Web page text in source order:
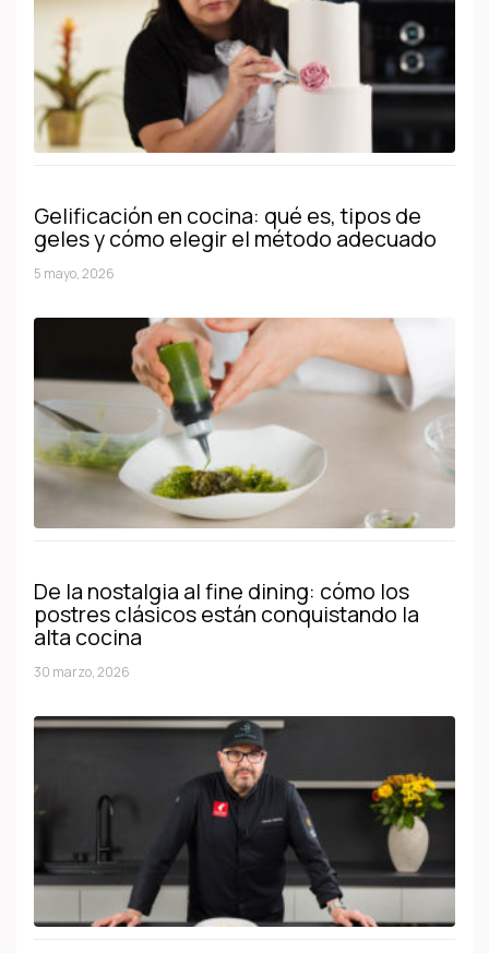
Gelificación en cocina: qué es, tipos de
geles y cómo elegir el método adecuado
5 mayo, 2026
De la nostalgia al fine dining: cómo los
postres clásicos están conquistando la
alta cocina
30 marzo, 2026